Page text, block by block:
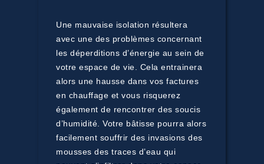
Une mauvaise isolation résultera
avec une des problèmes concernant
les déperditions d’énergie au sein de
votre espace de vie. Cela entrainera
alors une hausse dans vos factures
en chauffage et vous risquerez
également de rencontrer des soucis
d’humidité. Votre bâtisse pourra alors
facilement souffrir des invasions des
mousses des traces d’eau qui